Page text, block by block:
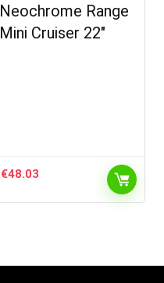
Neochrome Range
Mini Cruiser 22″
€48.03